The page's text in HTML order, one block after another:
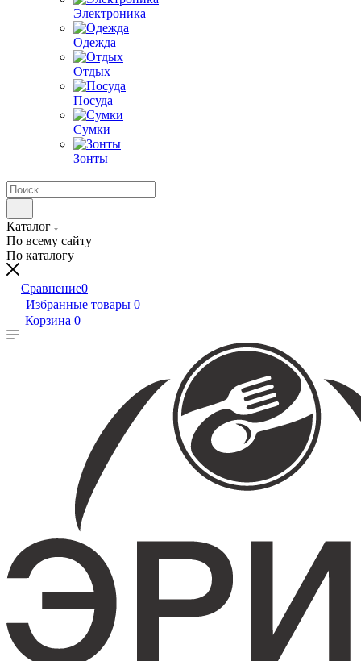
Электроника
Одежда
Отдых
Посуда
Сумки
Зонты
Каталог
По всему сайту
По каталогу
Сравнение0
Избранные товары 0
Корзина 0